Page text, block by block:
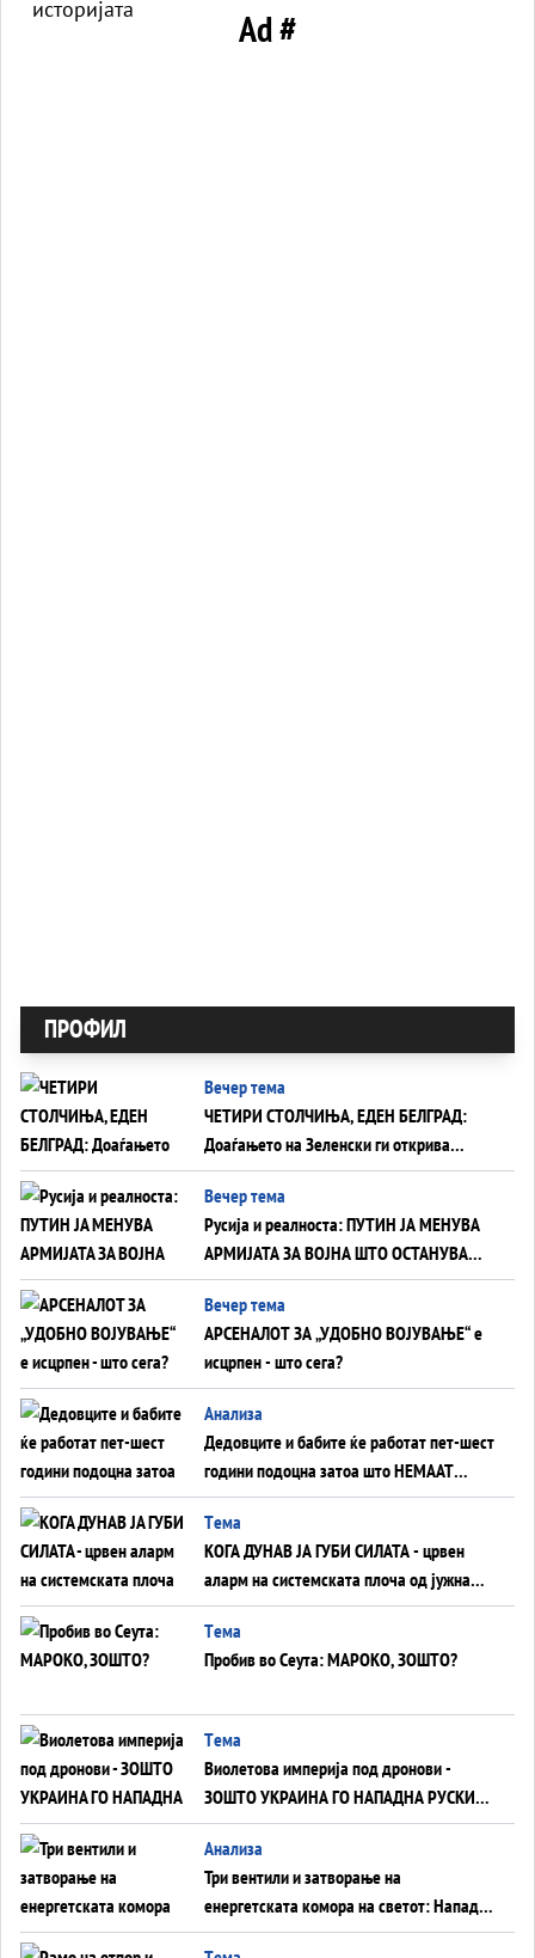
Ad #
ПРОФИЛ
Вечер тема
ЧЕТИРИ СТОЛЧИЊА, ЕДЕН БЕЛГРАД:
Доаѓањето на Зеленски ги открива
тајните на политиката на балансирање
на Вучиќ
Вечер тема
Русија и реалноста: ПУТИН ЈА МЕНУВА
АРМИЈАТА ЗА ВОЈНА ШТО ОСТАНУВА
БЕЗ ФРОНТ
Вечер тема
АРСЕНАЛОТ ЗА „УДОБНО ВОЈУВАЊЕ“ е
исцрпен - што сега?
Анализа
Дедовците и бабите ќе работат пет-шест
години подоцна затоа што НЕМААТ
ВНУЦИ ДА ГИ ЗАМЕНАТ
Tема
КОГА ДУНАВ ЈА ГУБИ СИЛАТА - црвен
аларм на системската плоча од јужна
Германија до Црното Море...
Tема
Пробив во Сеута: МАРОКО, ЗОШТО?
Tема
Виолетова империја под дронови -
ЗОШТО УКРАИНА ГО НАПАДНА РУСКИОТ
WILDBERRIES
Aнализа
Три вентили и затворање на
енергетската комора на светот: Нападот
во Суец најавува глобален енергетски